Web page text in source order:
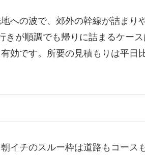
への波で、郊外の幹線が詰まり
が順調でも帰りに詰まるケース
効です。所要の見積もりは平日
イチのスルー枠は道路もコース